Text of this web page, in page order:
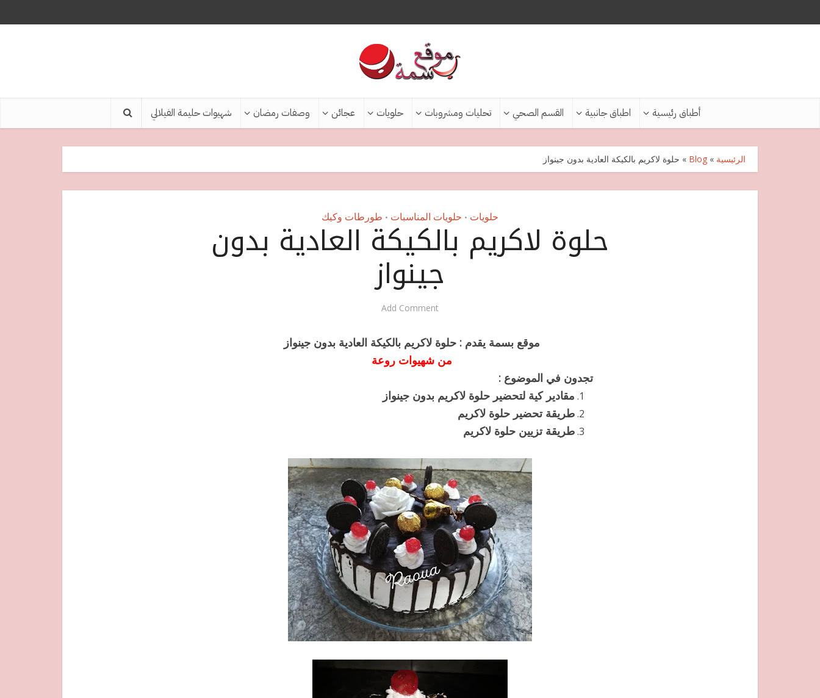
أطباق رئيسية اطباق جانبية القسم الصحي تحليات ومشروبات حلويات عجائن وصفات رمضان شهيوات حليمة الفيلالي
الرئيسية »
Blog
» حلوة لاكريم بالكيكة العادية بدون جينواز
حلويات • حلويات المناسبات • طورطات وكيك
حلوة لاكريم بالكيكة العادية بدون
جينواز
Add Comment
موقع بسمة يقدم : حلوة لاكريم بالكيكة العادية بدون جينواز
من شهيوات روعة
تجدون في الموضوع :
مقادير كية لتحضير حلوة لاكريم بدون جينواز
طريقة تحضير حلوة لاكريم
طريقة تزيين حلوة لاكريم